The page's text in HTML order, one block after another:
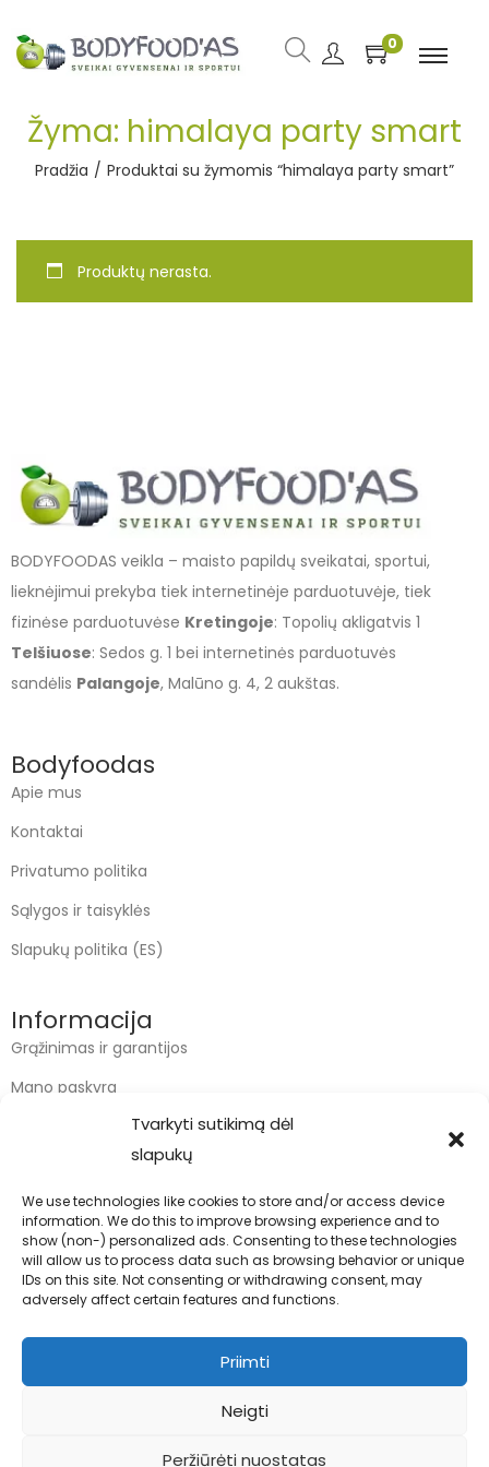
Tvarkyti sutikimą dėl
slapukų
We use technologies like cookies to store and/or access device
information. We do this to improve browsing experience and to
show (non-) personalized ads. Consenting to these technologies
will allow us to process data such as browsing behavior or unique
IDs on this site. Not consenting or withdrawing consent, may
adversely affect certain features and functions.
Priimti
Neigti
Peržiūrėti nuostatas
0
Žyma: himalaya party smart
Pradžia / Produktai su žymomis “himalaya party smart”
Produktų nerasta.
BODYFOODAS veikla – maisto papildų sveikatai, sportui,
lieknėjimui prekyba tiek internetinėje parduotuvėje, tiek
fizinėse parduotuvėse Kretingoje: Topolių akligatvis 1
Telšiuose: Sedos g. 1 bei internetinės parduotuvės
sandėlis Palangoje, Malūno g. 4, 2 aukštas.
Bodyfoodas
Apie mus
Kontaktai
Privatumo politika
Sąlygos ir taisyklės
Slapukų politika (ES)
Informacija
Grąžinimas ir garantijos
Mano paskyra
Kontaktai
info@bodyfoodas.lt
+370 600 77017
Visos teisės saugomos © Bodyfoodas.lt 2026